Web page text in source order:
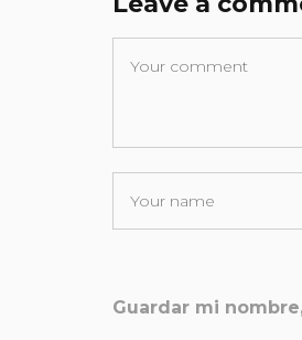
Guardar mi